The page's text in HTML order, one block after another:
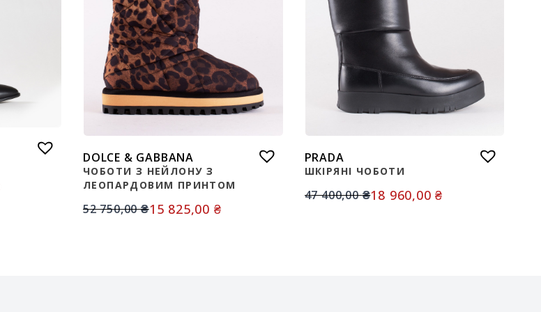
DOLCE & GABBANA
ЧОБОТИ З НЕЙЛОНУ З
ЛЕОПАРДОВИМ ПРИНТОМ
52 750,00₴15 825,00 ₴
PRADA
ШКІРЯНІ ЧОБОТИ
47 400,00₴18 960,00₴